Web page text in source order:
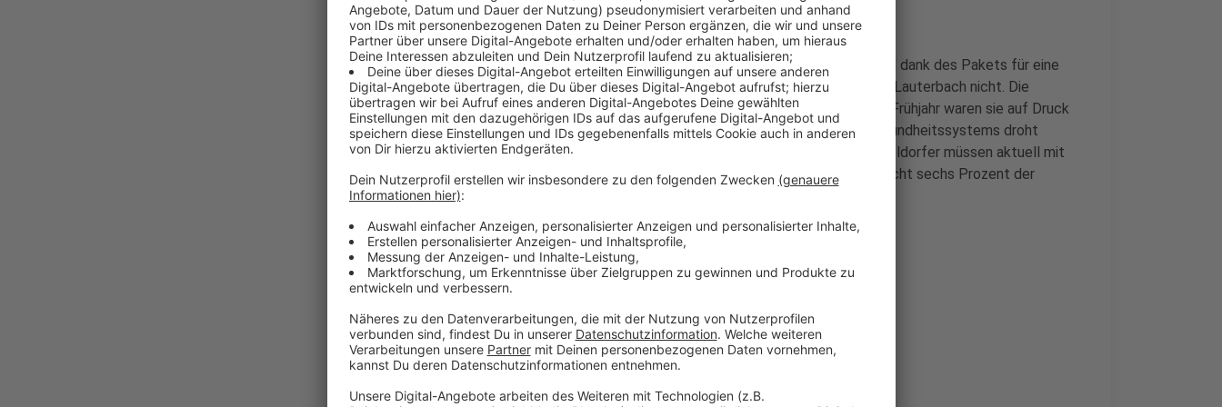
Bundesgesundheitsminister Lauterbach glaubt, dass Deutschland dank des Pakets für eine
weitere Corona-Welle im Herbst gut gerüstet sei, Details nannte Lauterbach nicht. Die
bisherigen Corona-Maßnahmen laufen am 23. September aus. Im Frühjahr waren sie auf Druck
der FDP stark zurückgefahren worden. Eine Überlastung des Gesundheitssystems droht
derweil weiter nicht, auch nicht hier bei uns in der Stadt. 17 Düsseldorfer müssen aktuell mit
Covid-19 auf einer Intensivstation behandelt werden, das entspricht sechs Prozent der
Anzeige
Weitere Infos und Links zum Thema
Anzeige
Sieben-Tage-Inzidenz sinkt auf 477,9